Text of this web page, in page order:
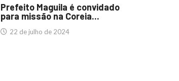
Prefeito Maguila é convidado
para missão na Coreia...
22 de julho de 2024